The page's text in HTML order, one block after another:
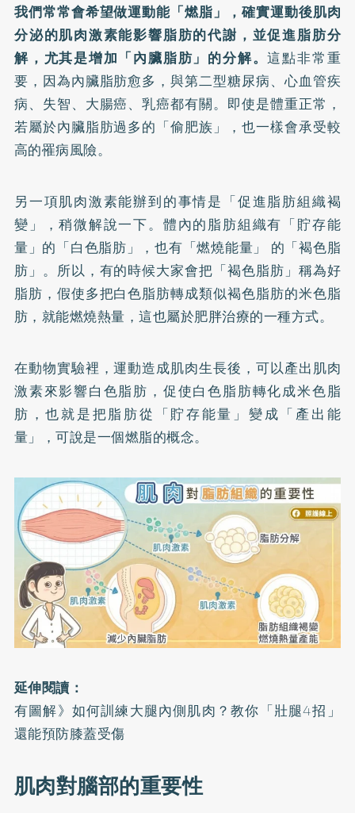
我們常常會希望做運動能「燃脂」，確實運動後肌肉
分泌的肌肉激素能影響脂肪的代謝，並促進脂肪分
解，尤其是增加「內臟脂肪」的分解。這點非常重
要，因為內臟脂肪愈多，與第二型糖尿病、心血管疾
病、失智、大腸癌、乳癌都有關。即使是體重正常，
若屬於內臟脂肪過多的「偷肥族」，也一樣會承受較
高的罹病風險。
另一項肌肉激素能辦到的事情是「促進脂肪組織褐
變」，稍微解說一下。體內的脂肪組織有「貯存能
量」的「白色脂肪」，也有「燃燒能量」 的「褐色脂
肪」。所以，有的時候大家會把「褐色脂肪」稱為好
脂肪，假使多把白色脂肪轉成類似褐色脂肪的米色脂
肪，就能燃燒熱量，這也屬於肥胖治療的一種方式。
在動物實驗裡，運動造成肌肉生長後，可以產出肌肉
激素來影響白色脂肪，促使白色脂肪轉化成米色脂
肪，也就是把脂肪從「貯存能量」變成「產出能
量」，可說是一個燃脂的概念。
延伸閱讀：
有圖解》如何訓練大腿內側肌肉？教你「壯腿4招」
還能預防膝蓋受傷
肌肉對腦部的重要性